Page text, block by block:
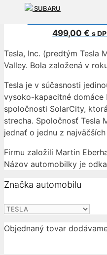
SUBARU
499,00€ s
Tesla, Inc. (predtým Tesla
Valley. Bola založená v
Tesla je v súčasnosti
vysoko-kapacitné domáce
spoločnosti SolarCity,
strecha. Spoločnosť Tesla
jednať o jednu z
Firmu založili Martin
Názov automobilky je
Značka automobilu
Objednaný tovar